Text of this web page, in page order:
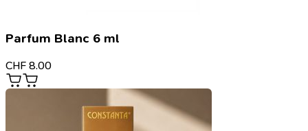
Parfum Blanc 6 ml
CHF 8.00